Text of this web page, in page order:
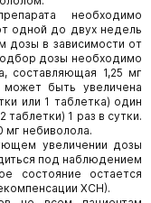
необходимо
одной до двух недель
в зависимости от
дозы необходимо
составляющая 1,25 мг
быть увеличена
или 1 таблетка) один
таблетки) 1 раз в сутки.
мг небиволола.
увеличении дозы
под наблюдением
состояние остается
ХСН).